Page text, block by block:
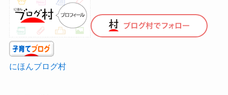
にほんブログ村